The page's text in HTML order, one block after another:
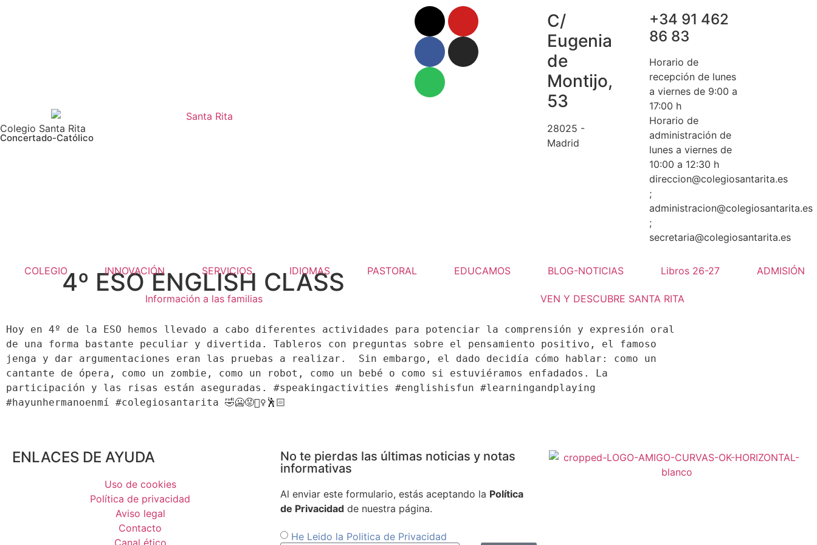
Colegio Santa Rita
Concertado-Católico
C/
Eugenia
de
Montijo,
53
28025 -
Madrid
+34 91 462
86 83
Horario de
recepción de lunes
a viernes de 9:00 a
17:00 h
Horario de
administración de
lunes a viernes de
10:00 a 12:30 h
direccion@colegiosantarita.es
;
administracion@colegiosantarita.es
;
secretaria@colegiosantarita.es
COLEGIO INNOVACIÓN SERVICIOS IDIOMAS PASTORAL EDUCAMOS BLOG-NOTICIAS Libros 26-27 ADMISIÓN
Información a las familias VEN Y DESCUBRE SANTA RITA
4º ESO ENGLISH CLASS
Hoy en 4º de la ESO hemos llevado a cabo diferentes actividades para potenciar la comprensión y expresión oral
de una forma bastante peculiar y divertida. Tableros con preguntas sobre el pensamiento positivo, el famoso
jenga y dar argumentaciones eran las pruebas a realizar.  Sin embargo, el dado decidía cómo hablar: como un
cantante de ópera, como un zombie, como un robot, como un bebé o como si estuviéramos enfadados. La
participación y las risas están aseguradas. #speakingactivities #englishisfun #learningandplaying
ENLACES DE AYUDA
Uso de cookies
Política de privacidad
Aviso legal
Contacto
Canal ético
No te pierdas las últimas noticias y notas
informativas
Al enviar este formulario, estás aceptando la Política
de Privacidad de nuestra página.
He Leido la Politica de Privacidad